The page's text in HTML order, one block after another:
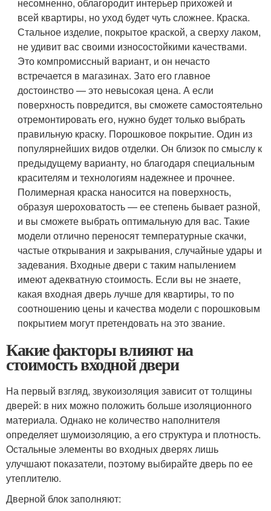
всей квартиры, но уход будет чуть сложнее. Краска.
Стальное изделие, покрытое краской, а сверху лаком,
не удивит вас своими износостойкими качествами.
Это компромиссный вариант, и он нечасто
встречается в магазинах. Зато его главное
достоинство — это невысокая цена. А если
поверхность повредится, вы сможете самостоятельно
отремонтировать его, нужно будет только выбрать
правильную краску. Порошковое покрытие. Один из
популярнейших видов отделки. Он близок по смыслу к
предыдущему варианту, но благодаря специальным
красителям и технологиям надежнее и прочнее.
Полимерная краска наносится на поверхность,
образуя шероховатость — ее степень бывает разной,
и вы сможете выбрать оптимальную для вас. Такие
модели отлично переносят температурные скачки,
частые открывания и закрывания, случайные удары и
задевания. Входные двери с таким напылением
имеют адекватную стоимость. Если вы не знаете,
какая входная дверь лучше для квартиры, то по
соотношению цены и качества модели с порошковым
покрытием могут претендовать на это звание.
Какие факторы влияют на
стоимость входной двери
На первый взгляд, звукоизоляция зависит от толщины
дверей: в них можно положить больше изоляционного
материала. Однако не количество наполнителя
определяет шумоизоляцию, а его структура и плотность.
Остальные элементы во входных дверях лишь
улучшают показатели, поэтому выбирайте дверь по ее
утеплителю.
Дверной блок заполняют: